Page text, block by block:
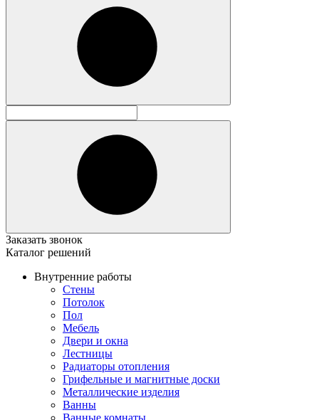
Заказать звонок
Каталог решений
Внутренние работы
Стены
Потолок
Пол
Мебель
Двери и окна
Лестницы
Радиаторы отопления
Грифельные и магнитные доски
Металлические изделия
Ванны